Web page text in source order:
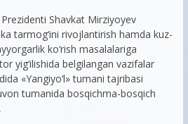
Shavkat Mirziyoyev
tarmog‘ini rivojlantirish hamda kuz-
ko‘rish masalalariga
yig‘ilishida belgilangan vazifalar
«Yangiyo‘l» tumani tajribasi
tumanida bosqichma-bosqich